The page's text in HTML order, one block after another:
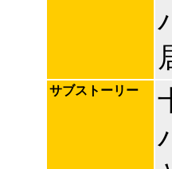
サブストーリー